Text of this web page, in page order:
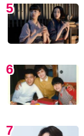
5
6
7